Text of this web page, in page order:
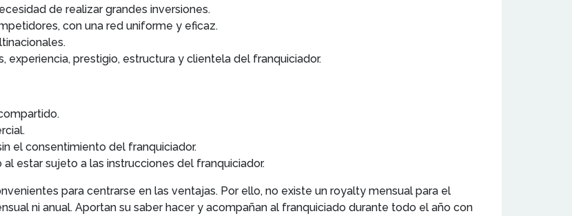
de realizar grandes inversiones.
con una red uniforme y eficaz.
prestigio, estructura y clientela del franquiciador.
el consentimiento del franquiciador.
estar sujeto a las instrucciones del franquiciador.
para centrarse en las ventajas. Por ello, no existe un royalty mensual para el
ni anual. Aportan su saber hacer y acompañan al franquiciado durante todo el año con